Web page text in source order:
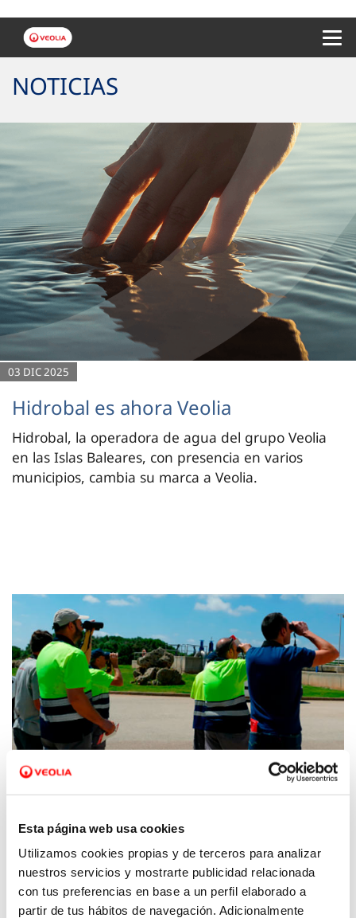
Esta página web usa cookies
Utilizamos cookies propias y de terceros para analizar
nuestros servicios y mostrarte publicidad relacionada
con tus preferencias en base a un perfil elaborado a
partir de tus hábitos de navegación. Adicionalmente
NOTICIAS
03 DIC 2025
Hidrobal es ahora Veolia
Hidrobal, la operadora de agua del grupo Veolia
en las Islas Baleares, con presencia en varios
municipios, cambia su marca a Veolia.
01 JUN 2018
Lanzamos el programa ambiental de
voluntariado BiObserva